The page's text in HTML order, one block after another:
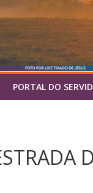
PORTAL DO